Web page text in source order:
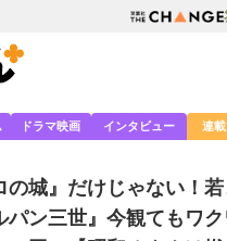
ドラマ映画 インタビュー 連載
の城』だけじゃない！
パン三世』今観てもワ